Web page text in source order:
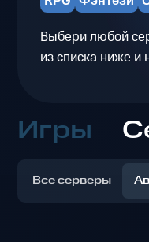
Выбери любой
из списка ниже и
Игры
Все серверы